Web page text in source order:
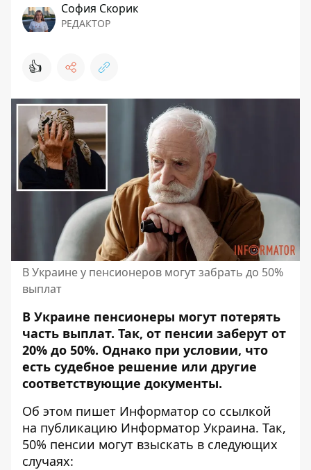
София Скорик
РЕДАКТОР
👍
В Украине у пенсионеров могут забрать до 50%
выплат
В Украине пенсионеры могут потерять
часть выплат. Так, от пенсии заберут от
20% до 50%. Однако при условии, что
есть судебное решение или другие
соответствующие документы.
Об этом пишет Информатор со ссылкой
на публикацию Информатор Украина. Так,
50% пенсии могут взыскать в следующих
случаях: